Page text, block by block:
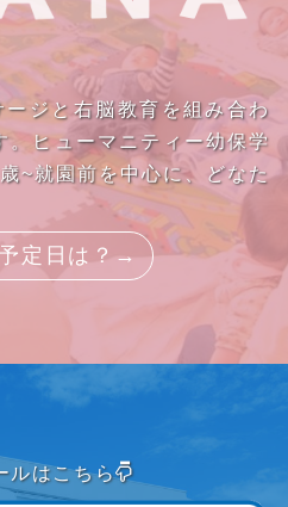
ジと右脳教育を組み合わ
。ヒューマニティー幼保学
~就園前を中心に、どなた
定日は？→
ルはこちら